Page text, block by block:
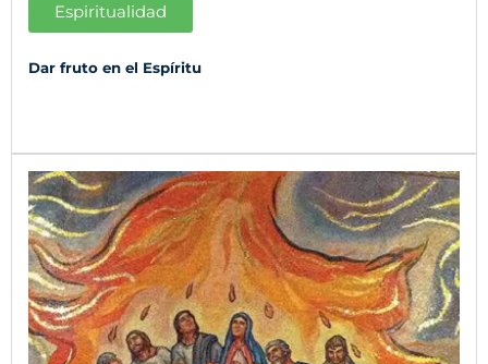
Espiritualidad
Dar fruto en el Espíritu